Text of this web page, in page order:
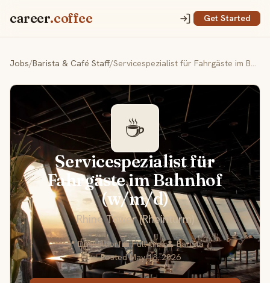
career.coffee Get Started
Jobs/Barista & Café Staff/ Servicespezialist für Fahrgäste im Bahnhof (w/m/d)
☕
Servicespezialist für
Fahrgäste im Bahnhof
(w/m/d)
Rhine Tower (Rheinturm)
📍 Düsseldorf💼 Full-time👤 Barista
📅 Posted May 18, 2026